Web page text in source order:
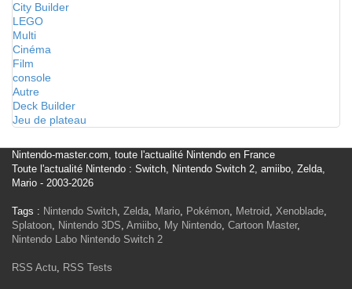
City Builder
LEGO
Multi
Cinéma
Film
console
Autre
Deck Builder
Jeu de plateau
Nintendo-master.com, toute l'actualité Nintendo en France
Toute l'actualité Nintendo : Switch, Nintendo Switch 2, amiibo, Zelda,
Mario - 2003-2026
Tags : Nintendo Switch, Zelda, Mario, Pokémon, Metroid, Xenoblade,
Splatoon, Nintendo 3DS, Amiibo, My Nintendo, Cartoon Master,
Nintendo Labo Nintendo Switch 2
RSS Actu, RSS Tests